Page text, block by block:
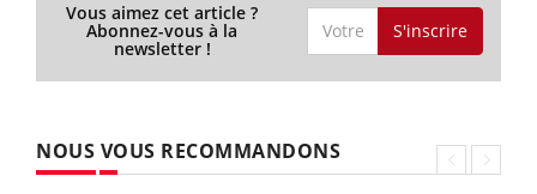
Vous aimez cet article ?
Abonnez-vous à la
newsletter !
S'inscrire
NOUS VOUS RECOMMANDONS